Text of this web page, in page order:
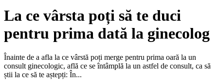
La ce vârsta poți să te duci
pentru prima dată la ginecolog
Înainte de a afla la ce vârstă poți merge pentru prima oară la un
consult ginecologic, află ce se întâmplă la un astfel de consult, ca să
știi la ce să te aștepți: În...